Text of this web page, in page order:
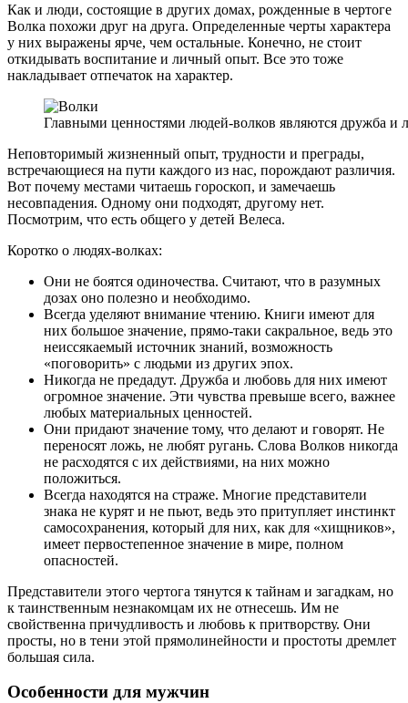
Как и люди, состоящие в других домах, рожденные в чертоге
Волка похожи друг на друга. Определенные черты характера
у них выражены ярче, чем остальные. Конечно, не стоит
откидывать воспитание и личный опыт. Все это тоже
накладывает отпечаток на характер.
Главными ценностями людей-волков являются дружба и
Неповторимый жизненный опыт, трудности и преграды,
встречающиеся на пути каждого из нас, порождают различия.
Вот почему местами читаешь гороскоп, и замечаешь
несовпадения. Одному они подходят, другому нет.
Посмотрим, что есть общего у детей Велеса.
Коротко о людях-волках:
Они не боятся одиночества. Считают, что в разумных
дозах оно полезно и необходимо.
Всегда уделяют внимание чтению. Книги имеют для
них большое значение, прямо-таки сакральное, ведь это
неиссякаемый источник знаний, возможность
«поговорить» с людьми из других эпох.
Никогда не предадут. Дружба и любовь для них имеют
огромное значение. Эти чувства превыше всего, важнее
любых материальных ценностей.
Они придают значение тому, что делают и говорят. Не
переносят ложь, не любят ругань. Слова Волков никогда
не расходятся с их действиями, на них можно
положиться.
Всегда находятся на страже. Многие представители
знака не курят и не пьют, ведь это притупляет инстинкт
самосохранения, который для них, как для «хищников»,
имеет первостепенное значение в мире, полном
опасностей.
Представители этого чертога тянутся к тайнам и загадкам, но
к таинственным незнакомцам их не отнесешь. Им не
свойственна причудливость и любовь к притворству. Они
просты, но в тени этой прямолинейности и простоты дремлет
большая сила.
Особенности для мужчин